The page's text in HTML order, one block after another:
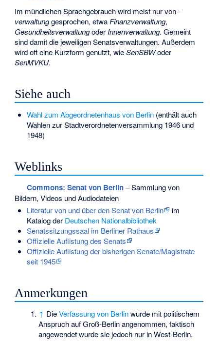
Im mündlichen Sprachgebrauch wird meist nur von-
verwaltunggesprochen, etwaFinanzverwaltung,
GesundheitsverwaltungoderInnenverwaltung. Gemeint
sind damit die jeweiligen Senatsverwaltungen. Außerdem
wird oft eine Kurzform genutzt, wieSenSBWoder
SenMVKU.
Siehe auch
Wahl zum Abgeordnetenhaus von Berlin(enthält auch
Wahlen zur Stadtverordnetenversammlung 1946 und
1948)
Weblinks
Commons: Senat von Berlin– Sammlung von
Bildern, Videos und Audiodateien
Literatur von und über den Senat von Berlin
im
Katalog der Deutschen Nationalbibliothek
Senatssitzungssaal im Berliner Rathaus
Offizielle Auflistung des Senats
Offizielle Auflistung der bisherigen Senate/Magistrate
seit 1945
Anmerkungen
↑ DieVerfassung von Berlinwurde mit politischem
Anspruch auf Groß-Berlin angenommen, faktisch
angewendet wurde sie jedoch nur in West-Berlin.